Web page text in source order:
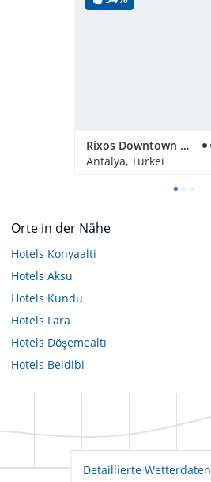
Rixos Downtown Antalya
Antalya, Türkei
Orte in der Nähe
Hotels Konyaalti
Hotels Aksu
Hotels Kundu
Hotels Lara
Hotels Döşemealtı
Hotels Beldibi
Detaillierte